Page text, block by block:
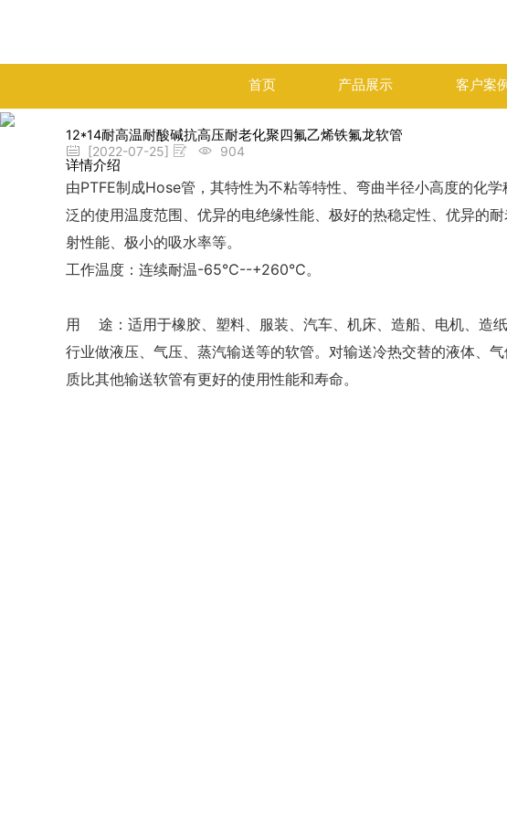
首页 产品展示 客户案
12*14耐高温耐酸碱抗高压耐老化聚四氟乙烯铁氟龙软管
[2022-07-25] 904
详情介绍
由PTFE制成Hose管，其特性为不粘等特性、弯曲半径小高度的化
泛的使用温度范围、优异的电绝缘性能、极好的热稳定性、优异的
射性能、极小的吸水率等。
工作温度：连续耐温-65℃--+260℃。
用 途：适用于橡胶、塑料、服装、汽车、机床、造船、电机、造
行业做液压、气压、蒸汽输送等的软管。对输送冷热交替的液体、
质比其他输送软管有更好的使用性能和寿命。